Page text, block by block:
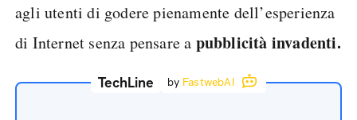
agli utenti di godere pienamente dell’esperienza
di Internet senza pensare a pubblicità invadenti.
TechLine by FastwebAI